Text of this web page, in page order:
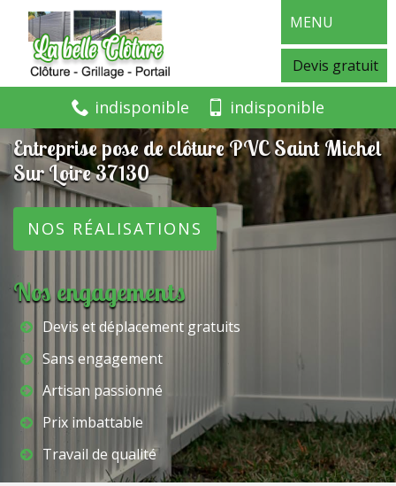
MENU
Devis gratuit
indisponible indisponible
Entreprise pose de clôture PVC Saint Michel
Sur Loire 37130
NOS RÉALISATIONS
Nos engagements
Devis et déplacement gratuits
Sans engagement
Artisan passionné
Prix imbattable
Travail de qualité